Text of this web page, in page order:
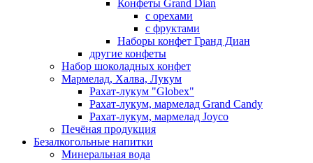
Конфеты Grand Dian
с орехами
с фруктами
Наборы конфет Гранд Диан
другие конфеты
Набор шоколадных конфет
Мармелад, Халва, Лукум
Рахат-лукум "Globex"
Рахат-лукум, мармелад Grand Candy
Рахат-лукум, мармелад Joyco
Печёная продукция
Безалкогольные напитки
Минеральная вода